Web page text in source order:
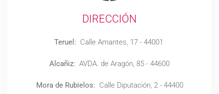
DIRECCIÓN
Teruel: Calle Amantes, 17 - 44001
Alcañiz: AVDA. de Aragón, 85 - 44600
Mora de Rubielos: Calle Diputación, 2 - 44400